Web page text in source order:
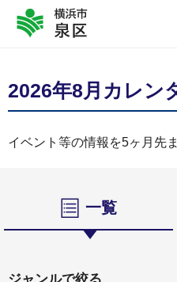
2026年8月カレン
イベント等の情報を5ヶ月先
一覧